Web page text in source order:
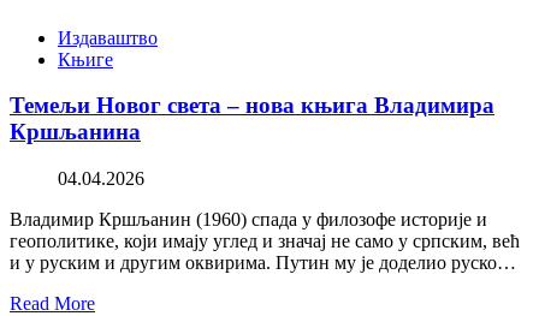
Издаваштво
Књиге
Темељи Новог света – нова књига Владимира
Кршљанина
04.04.2026
Владимир Кршљанин (1960) спада у филозофе историје и
геополитике, који имају углед и значај не само у српским, већ
и у руским и другим оквирима. Путин му је доделио руско…
Read More